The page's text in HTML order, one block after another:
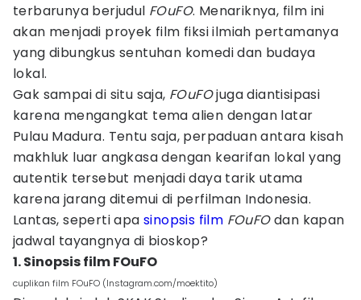
terbarunya berjudul FOuFO. Menariknya, film ini
akan menjadi proyek film fiksi ilmiah pertamanya
yang dibungkus sentuhan komedi dan budaya
lokal.
Gak sampai di situ saja, FOuFOjuga diantisipasi
karena mengangkat tema alien dengan latar
Pulau Madura. Tentu saja, perpaduan antara kisah
makhluk luar angkasa dengan kearifan lokal yang
autentik tersebut menjadi daya tarik utama
karena jarang ditemui di perfilman Indonesia.
Lantas, seperti apa sinopsis film FOuFOdan kapan
jadwal tayangnya di bioskop?
1. Sinopsis film FOuFO
cuplikan film FOuFO (Instagram.com/moektito)